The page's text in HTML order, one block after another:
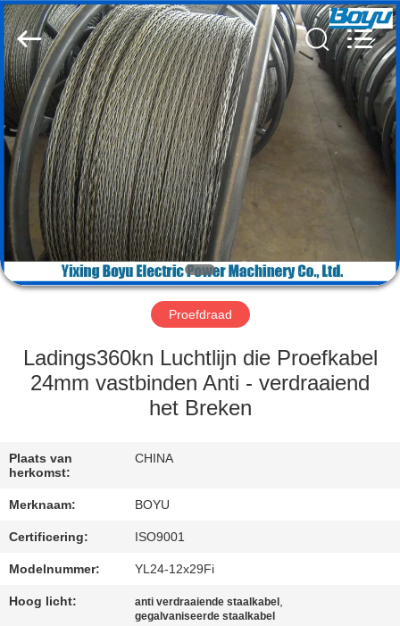
HUIS
PRODUCTEN
ONGEVEER
ONS
FABRIEKSREIS
KWALITEITSCONTROLE
CONTACTEER
VERZOEK
OM EEN
CITAAT
Boyu
Electric
Power
Machinery
Co.,LTD.
All
Rights
Reserved.
Proefdraad
Ladings360kn Luchtlijn die Proefkabel
24mm vastbinden Anti - verdraaiend
het Breken
Plaats van
herkomst:
CHINA
Merknaam: BOYU
Certificering: ISO9001
Modelnummer: YL24-12x29Fi
Hoog licht: anti verdraaiende staalkabel ,
gegalvaniseerde staalkabel